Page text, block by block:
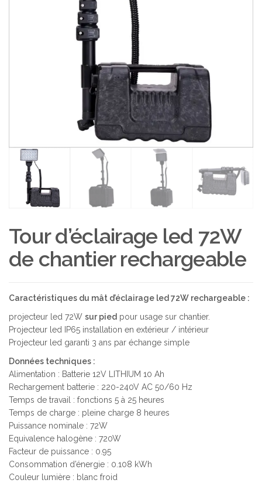
Tour d’éclairage led 72W
de chantier rechargeable
Caractéristiques du mât d’éclairage led 72W rechargeable :
projecteur led 72W sur pied pour usage sur chantier.
Projecteur led IP65 installation en extérieur / intérieur
Projecteur led garanti 3 ans par échange simple
Données techniques :
Alimentation : Batterie 12V LITHIUM 10 Ah
Rechargement batterie : 220-240V AC 50/60 Hz
Temps de travail : fonctions 5 à 25 heures
Temps de charge : pleine charge 8 heures
Puissance nominale : 72W
Equivalence halogène : 720W
Facteur de puissance : 0.95
Consommation d’énergie : 0.108 kWh
Couleur lumière : blanc froid